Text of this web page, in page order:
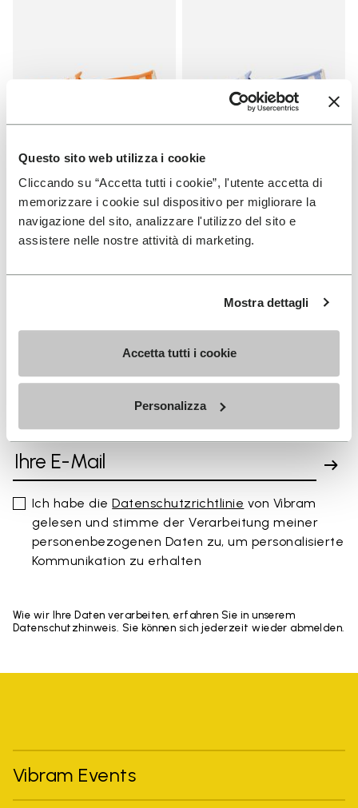
Questo sito web utilizza i cookie
Cliccando su “Accetta tutti i cookie”, l'utente accetta di
memorizzare i cookie sul dispositivo per migliorare la
navigazione del sito, analizzare l'utilizzo del sito e
assistere nelle nostre attività di marketing.
Mostra dettagli
Accetta tutti i cookie
Personalizza
One Quarter Canvas
+ 2 Farben
One Quarter Canvas
+ 2 Farben
You've seen 8 products out of 8
MELDEN SIE SICH AN UND VERPASSEN SIE NICHT
Ich habe dieDatenschutzrichtlinie von Vibram
gelesen und stimme der Verarbeitung meiner
personenbezogenen Daten zu, um personalisierte
Kommunikation zu erhalten
Wie wir Ihre Daten verarbeiten, erfahren Sie in unserem
Datenschutzhinweis. Sie können sich jederzeit wieder abmelden.
Vibram Events